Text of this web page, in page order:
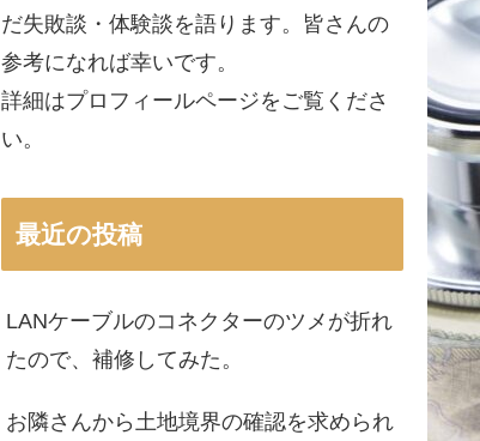
だ失敗談・体験談を語ります。皆さんの
参考になれば幸いです。
詳細はプロフィールページをご覧くださ
い。
最近の投稿
LANケーブルのコネクターのツメが折れ
たので、補修してみた。
お隣さんから土地境界の確認を求められ